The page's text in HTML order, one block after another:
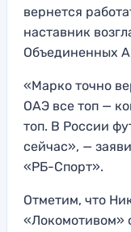
вернется
наставник
Объединенных
«Марко точно
ОАЭ все топ —
топ. В России
сейчас», —
«РБ-Спорт».
Отметим, что
«Локомотивом»